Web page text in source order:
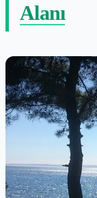
Alanı